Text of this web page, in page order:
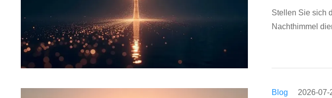
Stellen Sie sich
Nachthimmel
Blog 2026-07-